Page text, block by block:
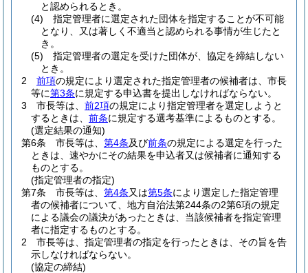
と認められるとき。
(4)
指定管理者に選定された団体を指定することが不可能
となり、又は著しく不適当と認められる事情が生じたと
き。
(5)
指定管理者の選定を受けた団体が、協定を締結しない
とき。
2
前項の規定により選定された指定管理者の候補者は、市長
等に第3条に規定する申込書を提出しなければならない。
3
市長等は、 前2項の規定により指定管理者を選定しようと
するときは、 前条に規定する選考基準によるものとする。
(選定結果の通知)
第6条
市長等は、 第4条及び前条の規定による選定を行った
ときは、速やかにその結果を申込者又は候補者に通知する
ものとする。
(指定管理者の指定)
第7条
市長等は、 第4条又は第5条により選定した指定管理
者の候補者について、地方自治法第244条の2第6項の規定
による議会の議決があったときは、当該候補者を指定管理
者に指定するものとする。
2
市長等は、指定管理者の指定を行ったときは、その旨を告
示しなければならない。
(協定の締結)